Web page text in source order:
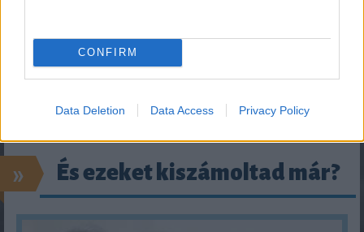
CONFIRM
Data Deletion Data Access Privacy Policy
» És ezeket kiszámoltad már?